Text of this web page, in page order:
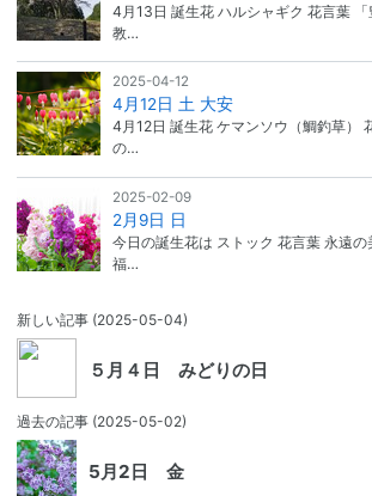
4月13日 誕生花 ハルシャギク 花言葉
教…
2025-04-12
4月12日 土 大安
4月12日 誕生花 ケマンソウ（鯛釣草）
の…
2025-02-09
2月9日 日
今日の誕生花は ストック 花言葉 永遠
福…
新しい記事 (2025-05-04)
５月４日 みどりの日
過去の記事 (2025-05-02)
5月2日 金